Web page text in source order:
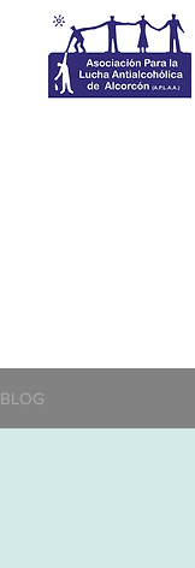
BLOG